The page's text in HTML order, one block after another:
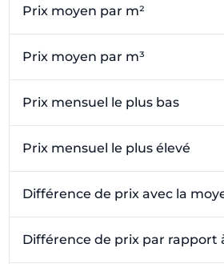
Prix moyen par m²
Prix moyen par m³
Prix mensuel le plus bas
Prix mensuel le plus élevé
Différence de prix avec la
Différence de prix par rapport